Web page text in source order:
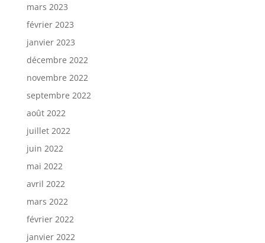
mars 2023
février 2023
janvier 2023
décembre 2022
novembre 2022
septembre 2022
août 2022
juillet 2022
juin 2022
mai 2022
avril 2022
mars 2022
février 2022
janvier 2022